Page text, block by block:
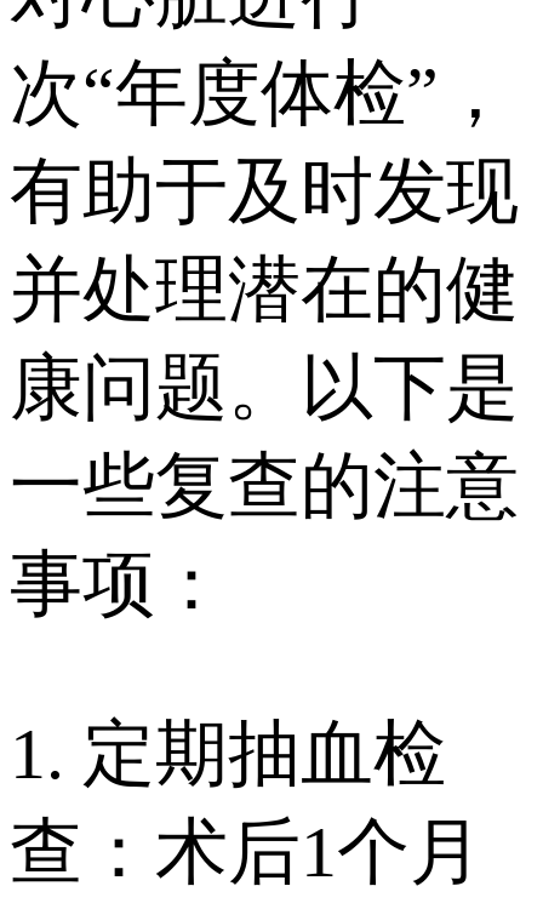
次“年度体检”，
有助于及时发现
并处理潜在的健
康问题。以下是
一些复查的注意
事项：
1. 定期抽血检
查：术后1个月